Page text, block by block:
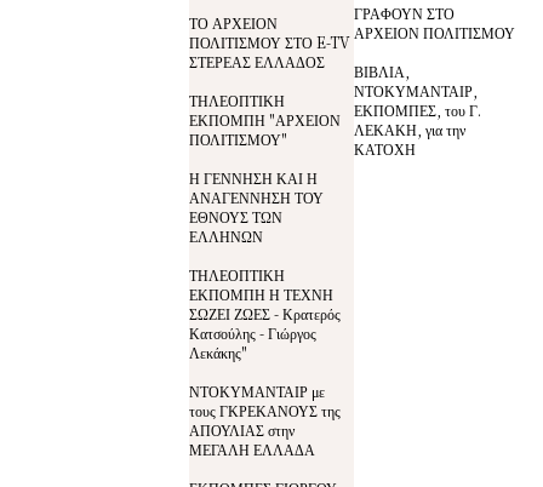
ΤΟ ΑΡΧΕΙΟΝ
ΠΟΛΙΤΙΣΜΟΥ ΣΤΟ E-TV
ΣΤΕΡΕΑΣ ΕΛΛΑΔΟΣ
ΤΗΛΕΟΠΤΙΚΗ
ΕΚΠΟΜΠΗ "ΑΡΧΕΙΟΝ
ΠΟΛΙΤΙΣΜΟΥ"
Η ΓΕΝΝΗΣΗ ΚΑΙ Η
ΑΝΑΓΕΝΝΗΣΗ ΤΟΥ
ΕΘΝΟΥΣ ΤΩΝ
ΕΛΛΗΝΩΝ
ΤΗΛΕΟΠΤΙΚΗ
ΕΚΠΟΜΠΗ Η ΤΕΧΝΗ
ΣΩΖΕΙ ΖΩΕΣ - Κρατερός
Κατσούλης - Γιώργος
Λεκάκης"
ΝΤΟΚΥΜΑΝΤΑΙΡ με
τους ΓΚΡΕΚΑΝΟΥΣ της
ΑΠΟΥΛΙΑΣ στην
ΜΕΓΑΛΗ ΕΛΛΑΔΑ
ΓΡΑΦΟΥΝ ΣΤΟ
ΑΡΧΕΙΟΝ ΠΟΛΙΤΙΣΜΟΥ
ΒΙΒΛΙΑ,
ΝΤΟΚΥΜΑΝΤΑΙΡ,
ΕΚΠΟΜΠΕΣ, του Γ.
ΛΕΚΑΚΗ, για την
ΚΑΤΟΧΗ